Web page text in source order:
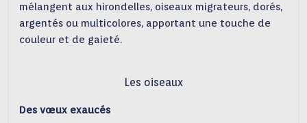
mélangent aux hirondelles, oiseaux migrateurs, dorés,
argentés ou multicolores, apportant une touche de
couleur et de gaieté.
Les oiseaux
Des vœux exaucés